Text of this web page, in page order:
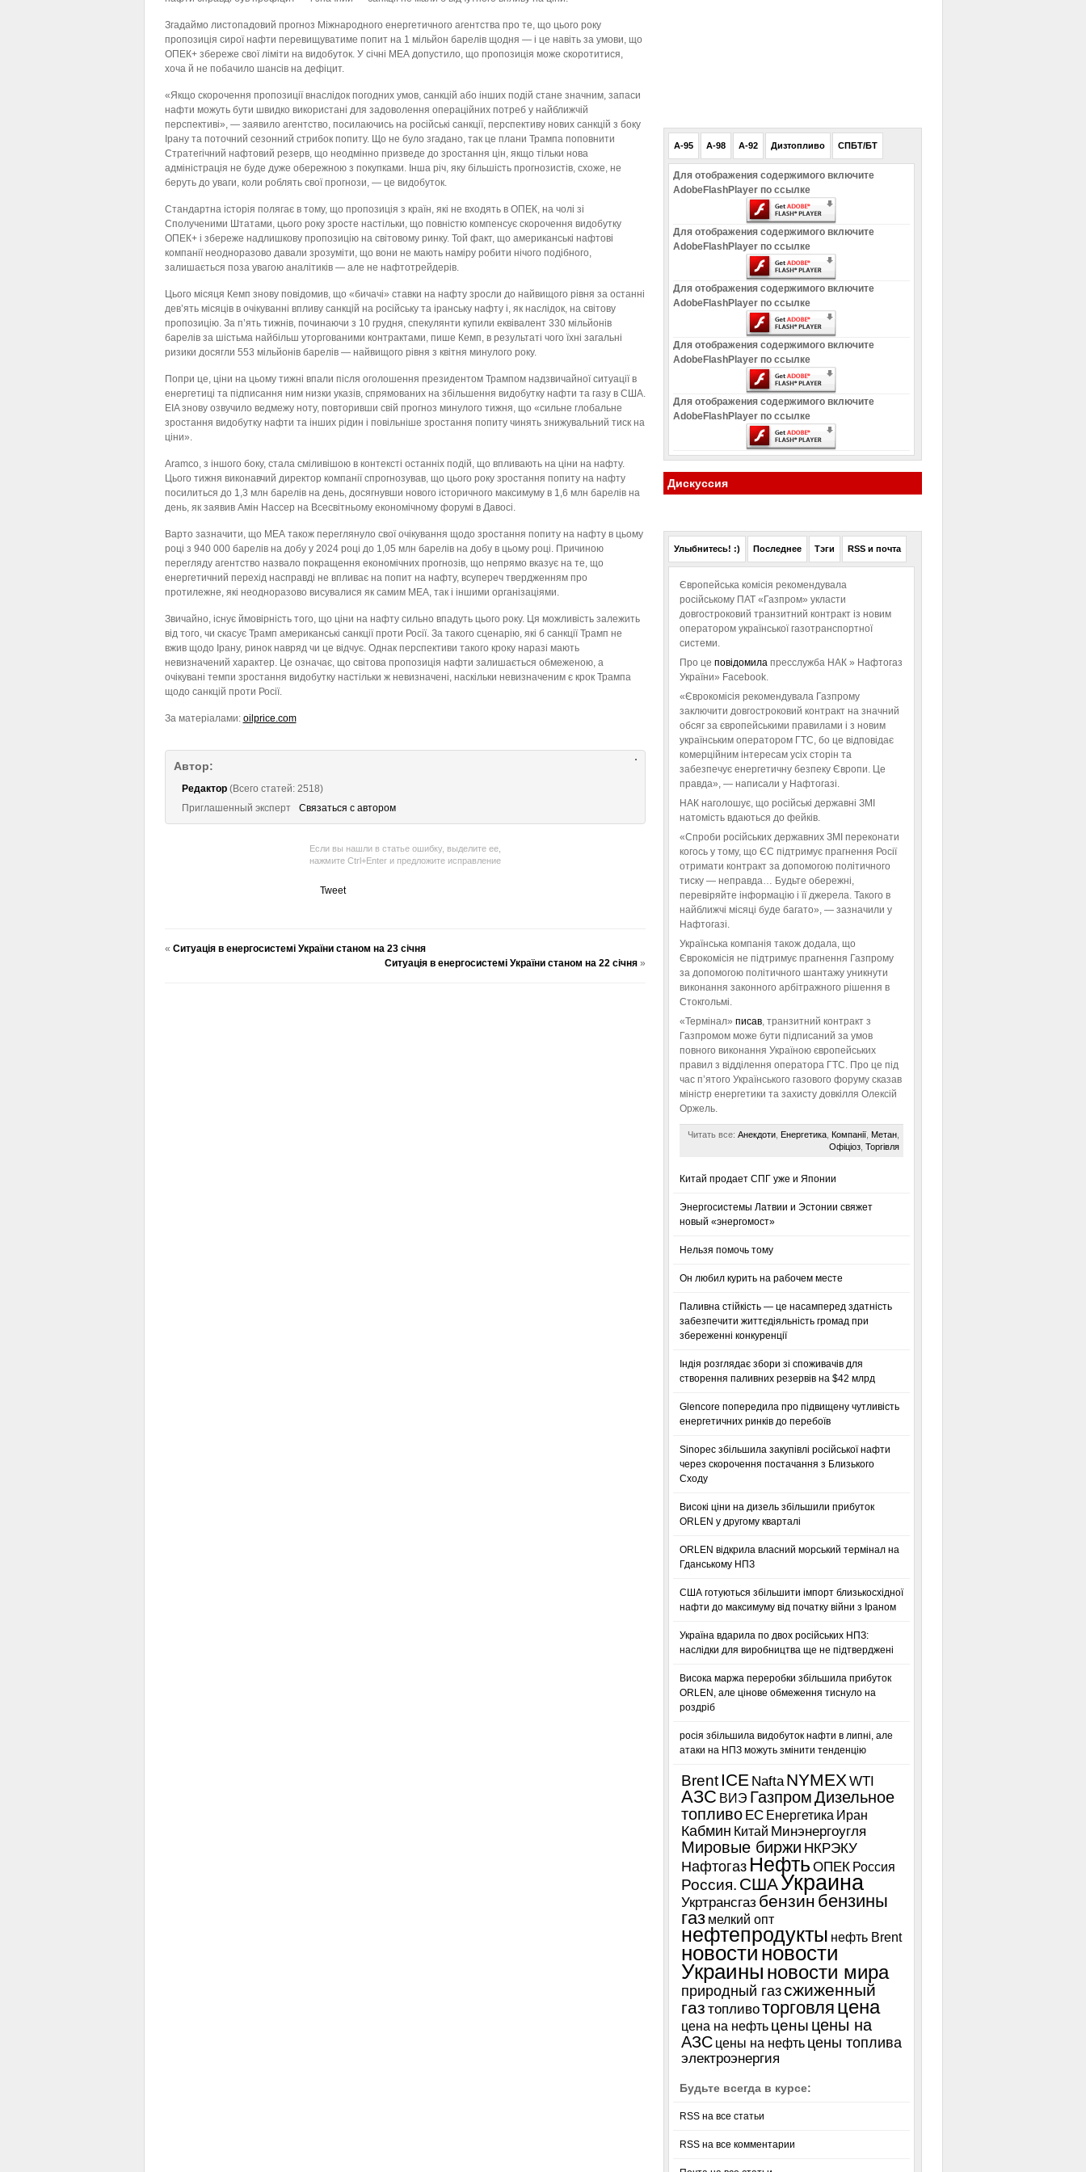
Згадаймо листопадовий прогноз Міжнародного енергетичного агентства про те, що цього року
пропозиція сирої нафти перевищуватиме попит на 1 мільйон барелів щодня — і це навіть за умови, що
ОПЕК+ збереже свої ліміти на видобуток. У січні МЕА допустило, що пропозиція може скоротитися,
хоча й не побачило шансів на дефіцит.
«Якщо скорочення пропозиції внаслідок погодних умов, санкцій або інших подій стане значним, запаси
нафти можуть бути швидко використані для задоволення операційних потреб у найближчій
перспективі», — заявило агентство, посилаючись на російські санкції, перспективу нових санкцій з боку
Ірану та поточний сезонний стрибок попиту. Що не було згадано, так це плани Трампа поповнити
Стратегічний нафтовий резерв, що неодмінно призведе до зростання цін, якщо тільки нова
адміністрація не буде дуже обережною з покупками. Інша річ, яку більшість прогнозистів, схоже, не
беруть до уваги, коли роблять свої прогнози, — це видобуток.
Стандартна історія полягає в тому, що пропозиція з країн, які не входять в ОПЕК, на чолі зі
Сполученими Штатами, цього року зросте настільки, що повністю компенсує скорочення видобутку
ОПЕК+ і збереже надлишкову пропозицію на світовому ринку. Той факт, що американські нафтові
компанії неодноразово давали зрозуміти, що вони не мають наміру робити нічого подібного,
залишається поза увагою аналітиків — але не нафтотрейдерів.
Цього місяця Кемп знову повідомив, що «бичачі» ставки на нафту зросли до найвищого рівня за останні
дев’ять місяців в очікуванні впливу санкцій на російську та іранську нафту і, як наслідок, на світову
пропозицію. За п’ять тижнів, починаючи з 10 грудня, спекулянти купили еквівалент 330 мільйонів
барелів за шістьма найбільш уторгованими контрактами, пише Кемп, в результаті чого їхні загальні
ризики досягли 553 мільйонів барелів — найвищого рівня з квітня минулого року.
Попри це, ціни на цьому тижні впали після оголошення президентом Трампом надзвичайної ситуації в
енергетиці та підписання ним низки указів, спрямованих на збільшення видобутку нафти та газу в США.
EIA знову озвучило ведмежу ноту, повторивши свій прогноз минулого тижня, що «сильне глобальне
зростання видобутку нафти та інших рідин і повільніше зростання попиту чинять знижувальний тиск на
ціни».
Aramco, з іншого боку, стала сміливішою в контексті останніх подій, що впливають на ціни на нафту.
Цього тижня виконавчий директор компанії спрогнозував, що цього року зростання попиту на нафту
посилиться до 1,3 млн барелів на день, досягнувши нового історичного максимуму в 1,6 млн барелів на
день, як заявив Амін Нассер на Всесвітньому економічному форумі в Давосі.
Варто зазначити, що МЕА також переглянуло свої очікування щодо зростання попиту на нафту в цьому
році з 940 000 барелів на добу у 2024 році до 1,05 млн барелів на добу в цьому році. Причиною
перегляду агентство назвало покращення економічних прогнозів, що непрямо вказує на те, що
енергетичний перехід насправді не впливає на попит на нафту, всупереч твердженням про
протилежне, які неодноразово висувалися як самим МЕА, так і іншими організаціями.
Звичайно, існує ймовірність того, що ціни на нафту сильно впадуть цього року. Ця можливість залежить
від того, чи скасує Трамп американські санкції проти Росії. За такого сценарію, які б санкції Трамп не
вжив щодо Ірану, ринок навряд чи це відчує. Однак перспективи такого кроку наразі мають
невизначений характер. Це означає, що світова пропозиція нафти залишається обмеженою, а
очікувані темпи зростання видобутку настільки ж невизначені, наскільки невизначеним є крок Трампа
щодо санкцій проти Росії.
За матеріалами: oilprice.com
Автор:
Редактор(Всего статей: 2518)
Приглашенный эксперт
Связаться с автором
Если вы нашли в статье ошибку, выделите ее,
нажмите Ctrl+Enter и предложите исправление
Tweet
« Ситуація в енергосистемі України станом на 23 січня
Ситуація в енергосистемі України станом на 22 січня»
A-95 A-98 A-92 Дизтопливо СПБТ/БТ
Для отображения содержимого включите
AdobeFlashPlayer по ссылке
Для отображения содержимого включите
AdobeFlashPlayer по ссылке
Для отображения содержимого включите
AdobeFlashPlayer по ссылке
Для отображения содержимого включите
AdobeFlashPlayer по ссылке
Для отображения содержимого включите
AdobeFlashPlayer по ссылке
Дискуссия
Улыбнитесь! :) Последнее Тэги RSS и почта
Європейська комісія рекомендувала
російському ПАТ «Газпром» укласти
довгостроковий транзитний контракт із новим
оператором української газотранспортної
системи.
Про це повідомила пресслужба НАК » Нафтогаз
України» Facebook.
«Єврокомісія рекомендувала Газпрому
заключити довгостроковий контракт на значний
обсяг за європейськими правилами і з новим
українським оператором ГТС, бо це відповідає
комерційним інтересам усіх сторін та
забезпечує енергетичну безпеку Європи. Це
правда», — написали у Нафтогазі.
НАК наголошує, що російські державні ЗМІ
натомість вдаються до фейків.
«Спроби російських державних ЗМІ переконати
когось у тому, що ЄС підтримує прагнення Росії
отримати контракт за допомогою політичного
тиску — неправда… Будьте обережні,
перевіряйте інформацію і її джерела. Такого в
найближчі місяці буде багато», — зазначили у
Нафтогазі.
Українська компанія також додала, що
Єврокомісія не підтримує прагнення Газпрому
за допомогою політичного шантажу уникнути
виконання законного арбітражного рішення в
Стокгольмі.
«Термінал» писав, транзитний контракт з
Газпромом може бути підписаний за умов
повного виконання Україною європейських
правил з відділення оператора ГТС. Про це під
час п’ятого Українського газового форуму сказав
міністр енергетики та захисту довкілля Олексій
Оржель.
Читать все: Анекдоти, Енергетика, Компанії, Метан,
Офіціоз, Торгівля
Китай продает СПГ уже и Японии
Энергосистемы Латвии и Эстонии свяжет
новый «энергомост»
Нельзя помочь тому
Он любил курить на рабочем месте
Паливна стійкість — це насамперед здатність
забезпечити життєдіяльність громад при
збереженні конкуренції
Індія розглядає збори зі споживачів для
створення паливних резервів на $42 млрд
Glencore попередила про підвищену чутливість
енергетичних ринків до перебоїв
Sinopec збільшила закупівлі російської нафти
через скорочення постачання з Близького
Сходу
Високі ціни на дизель збільшили прибуток
ORLEN у другому кварталі
ORLEN відкрила власний морський термінал на
Гданському НПЗ
США готуються збільшити імпорт близькосхідної
нафти до максимуму від початку війни з Іраном
Україна вдарила по двох російських НПЗ:
наслідки для виробництва ще не підтверджені
Висока маржа переробки збільшила прибуток
ORLEN, але цінове обмеження тиснуло на
роздріб
росія збільшила видобуток нафти в липні, але
атаки на НПЗ можуть змінити тенденцію
Brent ICE Nafta NYMEXWTI
АЗС ВИЭ ГазпромДизельное
топливо ЕС Енергетика Иран
Кабмин Китай Минэнергоугля
Мировые биржи НКРЭКУ
Нафтогаз Нефть ОПЕК Россия
Россия. СШАУкраина
Укртрансгаз бензин бензины
газ мелкий опт
нефтепродукты нефть Brent
новости новости
Украины новости мира
природный газсжиженный
газ топливоторговля цена
цена на нефть цены цены на
АЗС цены на нефть цены топлива
электроэнергия
Будьте всегда в курсе:
RSS на все статьи
RSS на все комментарии